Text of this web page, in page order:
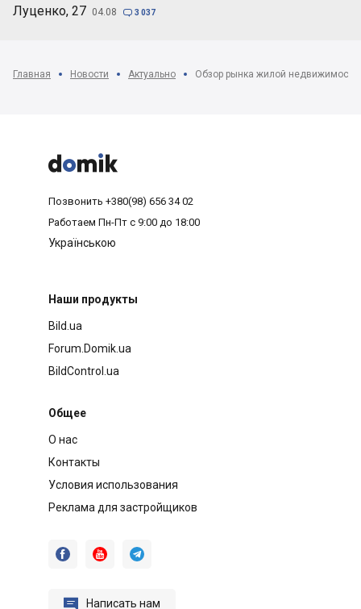
Луценко, 27 04.08  3 037
Главная Новости Актуально



Позвонить +380(98) 656 34 02
Работаем Пн-Пт с 9:00 до 18:00
Українською
Наши продукты
Bild.ua
Forum.Domik.ua
BildControl.ua
Общее
О нас
Контакты
Условия использования
Реклама для застройщиков
  
 Написать нам